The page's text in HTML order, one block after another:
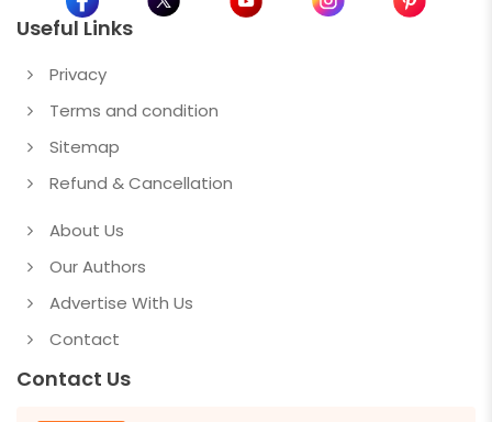
Useful Links
Privacy
Terms and condition
Sitemap
Refund & Cancellation
About Us
Our Authors
Advertise With Us
Contact
Contact Us